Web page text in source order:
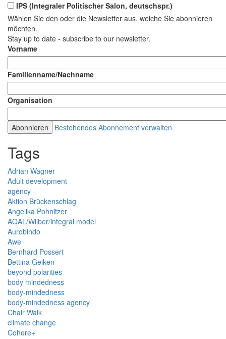
IPS (Integraler Politischer Salon, deutschspr.)
Wählen Sie den oder die Newsletter aus, welche Sie abonnieren
möchten.
Stay up to date - subscribe to our newsletter.
Vorname
Familienname/Nachname
Organisation
Bestehendes Abonnement verwalten
Tags
Adrian Wagner
Adult development
agency
Aktion Brückenschlag
Angelika Pohnitzer
AQAL/Wilber/integral model
Aurobindo
Awe
Bernhard Possert
Bettina Geiken
beyond polarities
body mindedness
body-mindedness
body-mindedness agency
Chair Walk
climate change
Cohere+